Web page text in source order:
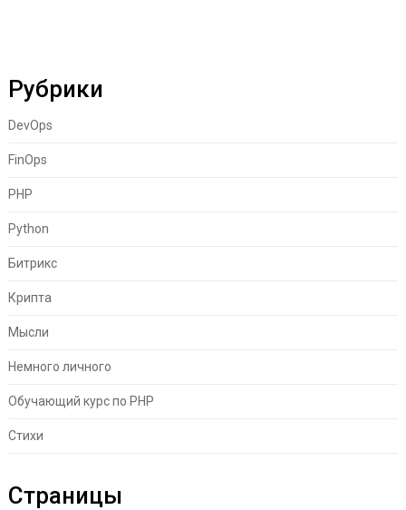
Рубрики
DevOps
FinOps
PHP
Python
Битрикс
Крипта
Мысли
Немного личного
Обучающий курс по PHP
Стихи
Страницы